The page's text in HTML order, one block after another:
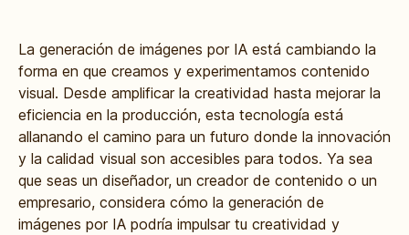
La generación de imágenes por IA está cambiando la
forma en que creamos y experimentamos contenido
visual. Desde amplificar la creatividad hasta mejorar la
eficiencia en la producción, esta tecnología está
allanando el camino para un futuro donde la innovación
y la calidad visual son accesibles para todos. Ya sea
que seas un diseñador, un creador de contenido o un
empresario, considera cómo la generación de
imágenes por IA podría impulsar tu creatividad y